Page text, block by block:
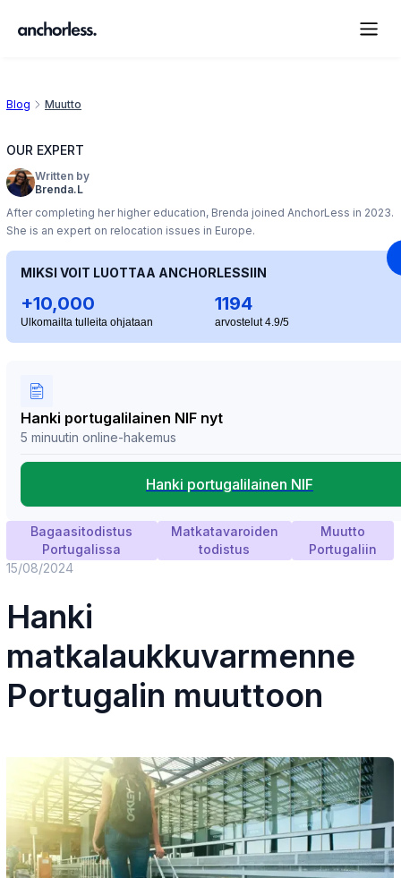
Blog Muutto
OUR EXPERT
Written by
Brenda.L
After completing her higher education, Brenda joined AnchorLess in 2023.
She is an expert on relocation issues in Europe.
MIKSI VOIT LUOTTAA ANCHORLESSIIN
+10,000
Ulkomailta tulleita ohjataan
1194
arvostelut 4.9/5
Hanki portugalilainen NIF nyt
5 minuutin online-hakemus
Hanki portugalilainen NIF
Bagaasitodistus
Portugalissa
Matkatavaroiden
todistus
Muutto
Portugaliin
15/08/2024
Hanki
matkalaukkuvarmenne
Portugalin muuttoon